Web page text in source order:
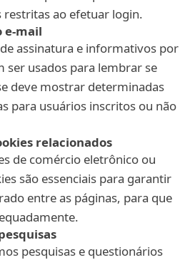
restritas ao efetuar login.
e-mail
assinatura e informativos por
ser usados para lembrar se
deve mostrar determinadas
para usuários inscritos ou não
relacionados
de comércio eletrônico ou
são essenciais para garantir
entre as páginas, para que
pesquisas e questionários